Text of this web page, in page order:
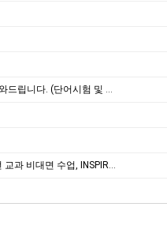
험 및 작문시험 프로그램 구비)
수업, INSPIRICA ACADEMY